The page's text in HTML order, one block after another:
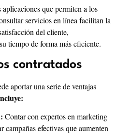
que permiten a los
servicios en línea facilitan la
del cliente,
tiempo de forma más eficiente.
contratados
aportar una serie de ventajas
Contar con expertos en marketing
campañas efectivas que aumenten